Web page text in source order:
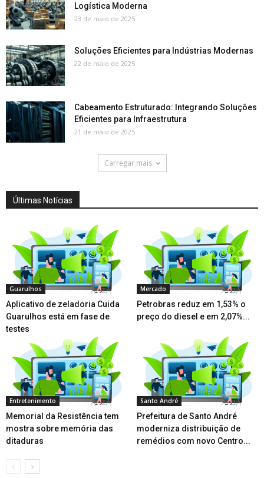
Logística Moderna
23 de maio de 2025
Soluções Eficientes para Indústrias Modernas
22 de maio de 2025
Cabeamento Estruturado: Integrando Soluções
Eficientes para Infraestrutura
21 de maio de 2025
Carregar mais
Últimas Notícias
Guarulhos
Aplicativo de zeladoria Cuida
Guarulhos está em fase de
testes
Mercado
Petrobras reduz em 1,53% o
preço do diesel e em 2,07%...
Entretenimento
Memorial da Resistência tem
mostra sobre memória das
ditaduras
Santo André
Prefeitura de Santo André
moderniza distribuição de
remédios com novo Centro...